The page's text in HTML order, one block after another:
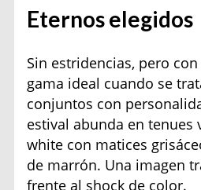
Eternos elegidos
Sin estridencias, pero
gama ideal cuando se
conjuntos con
estival abunda en tenues
white con matices
de marrón. Una imagen
frente al shock de color.